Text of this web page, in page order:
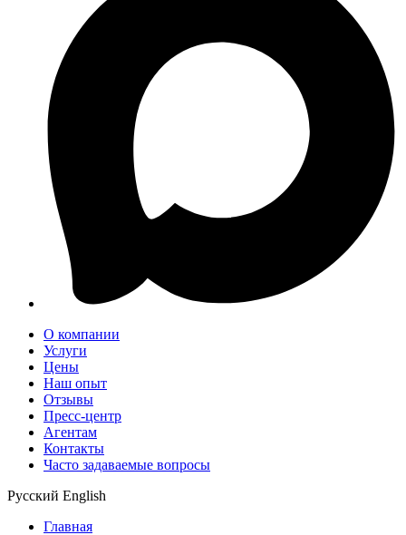
О компании
Услуги
Цены
Наш опыт
Отзывы
Пресс-центр
Агентам
Контакты
Часто задаваемые вопросы
Русский English
Главная